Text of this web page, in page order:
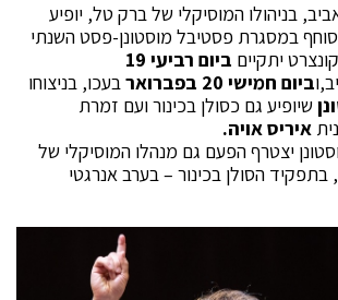
בניהולו המוסיקלי של ברק טל, יופיע
וסוחף במסגרת פסטיבל מוסטונן-פסט השנתי
ביום רביעי 19
ביום חמישי 20 בפברואר
בעכו, בניצוחו
שיופיע גם כסולן בכינור ועם זמרת
איריס אויה.
יצטרף הפעם גם מנהלו המוסיקלי של
, בתפקיד הסולן בכינור – בערב אנרגטי